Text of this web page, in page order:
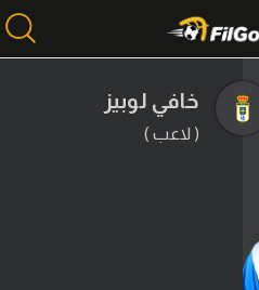
خافي لوبيز
( لاعب )